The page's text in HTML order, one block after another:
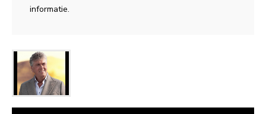
informatie.